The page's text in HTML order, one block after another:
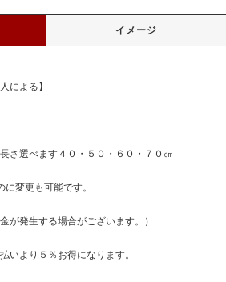
イメージ
による】
さ選べます４０・５０・６０・７０㎝
変更も可能です。
が発生する場合がございます。）
いより５％お得になります。